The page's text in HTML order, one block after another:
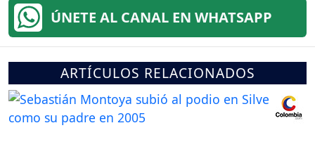
ÚNETE AL CANAL EN WHATSAPP
ARTÍCULOS RELACIONADOS